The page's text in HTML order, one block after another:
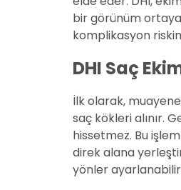
bir görünüm ortaya
komplikasyon
DHI Saç
İlk olarak,
saç kökleri alınır.
hissetmez. Bu
direk alana
yönler